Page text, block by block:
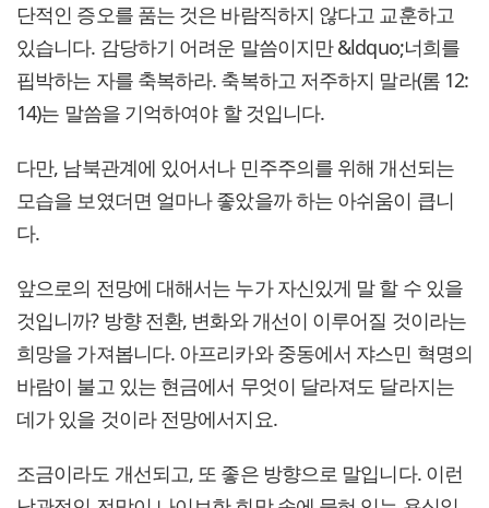
단적인 증오를 품는 것은 바람직하지 않다고 교훈하고
있습니다. 감당하기 어려운 말씀이지만 &ldquo;너희를
핍박하는 자를 축복하라. 축복하고 저주하지 말라(롬 12:
14)는 말씀을 기억하여야 할 것입니다.
다만, 남북관계에 있어서나 민주주의를 위해 개선되는
모습을 보였더면 얼마나 좋았을까 하는 아쉬움이 큽니
다.
앞으로의 전망에 대해서는 누가 자신있게 말 할 수 있을
것입니까? 방향 전환, 변화와 개선이 이루어질 것이라는
희망을 가져봅니다. 아프리카와 중동에서 쟈스민 혁명의
바람이 불고 있는 현금에서 무엇이 달라져도 달라지는
데가 있을 것이라 전망에서지요.
조금이라도 개선되고, 또 좋은 방향으로 말입니다. 이런